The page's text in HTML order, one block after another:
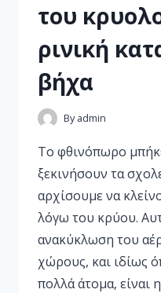
του
ρινική
βήχα
By admin
Το φθινόπωρο
ξεκινήσουν τα
αρχίσουμε να
λόγω του κρύου.
ανακύκλωση του
χώρους, και ιδίως
πολλά άτομα, είναι